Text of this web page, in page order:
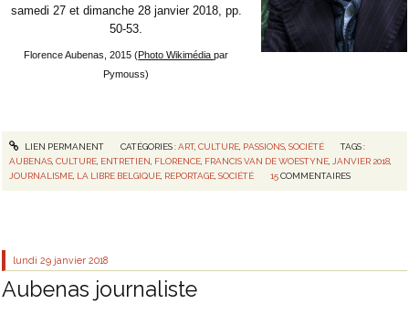
samedi 27 et dimanche 28 janvier 2018, pp.
50-53.
Florence Aubenas, 2015 (Photo Wikimédiapar
Pymouss)
LIEN PERMANENT CATÉGORIES :ART, CULTURE, PASSIONS, SOCIÉTÉ
TAGS :
AUBENAS ,CULTURE ENTRETIEN FLORENCE FRANCIS VAN DE WOESTYNE JANVIER 2018
JOURNALISME LA LIBRE BELGIQUE REPORTAGE ,SOCIÉTÉ 15 COMMENTAIRES
lundi 29 janvier 2018
Aubenas journaliste